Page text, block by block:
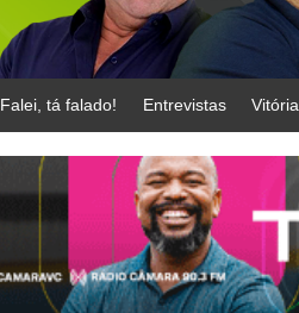
Falei, tá falado! Entrevistas